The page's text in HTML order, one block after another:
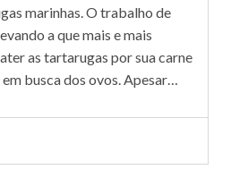
marinhas. O trabalho de
a que mais e mais
as tartarugas por sua carne
busca dos ovos. Apesar…